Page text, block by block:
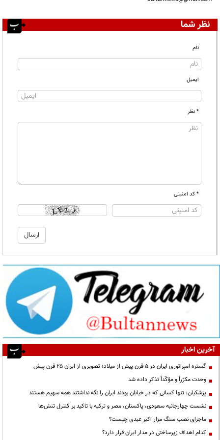
نظر شما
نام
ایمیل
* نظر
* کد امنیتی
آخرین اخبار
گستره امپراتوری ایران در ۵ قرن پیش از میلاد؛ تصویری از ایران ۲۵ قرن پیش
وحدت مکرّراً و مؤکّداً تذکر داده شد
پزشکیان: تنها کسانی که در خیابان بودند ایران را نگه نداشتند همه سهیم هستند
نشست چهارجانبه سعودی، پاکستان، مصر و ترکیه با تاکید بر کنترل تنش‌ها
ماجرای نصب سنگ مزار اکبر عبدی چیست؟
کدام اهداف زیرساختی در مدار ایران قرار دارد؟